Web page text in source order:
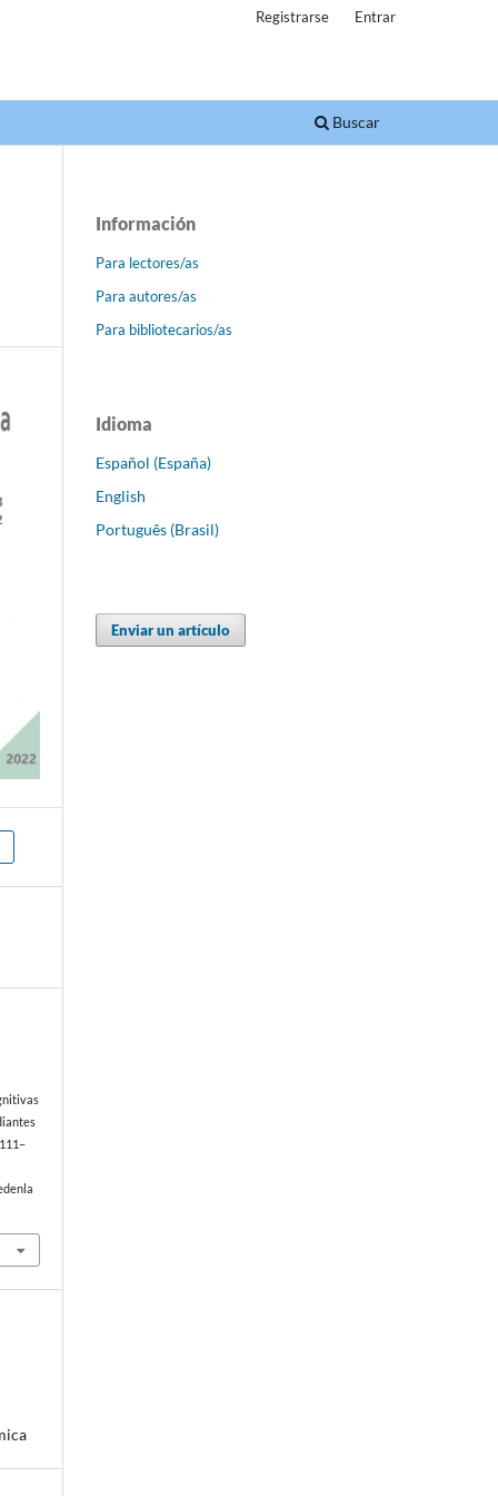
Buscar
Registrarse Entrar
Información
Para lectores/as
Para autores/as
Para bibliotecarios/as
Idioma
Español (España)
English
Português (Brasil)
Enviar un artículo